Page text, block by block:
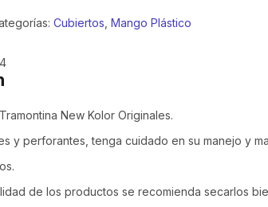
Cubiertos Mango Plástico
New Kolor Originales.
y perforantes, tenga cuidado en su manejo y
de los productos se recomienda secarlos